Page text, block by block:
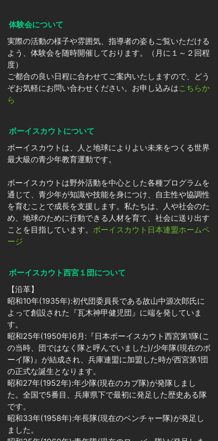
体験会について
実際の活動の様子や雰囲気、指導者の姿もご覧いただける
よう、体験会を随時開催しております。（月に１～２回程
度）
ご都合の良い日程に合わせてご案内いたしますので、どう
ぞお気軽にお問い合わせください。お申し込みはこちらか
ら
ボーイスカウトについて
ボーイスカウトは、人と地球によりよい未来をつくる世界
最大級の青少年教育運動です。
ボーイスカウトは野外活動を中心とした各種プログラムを
通じて、青少年が知識や技能を身につけ、自主性や協調性
を育むことで成長を支援します。私たちは、人や社会のた
め、地球のために行動できる人材を育て、社会に送り出す
ことを目指しています。 ボーイスカウト日本連盟ホームペ
ージ
ボーイスカウト西宮１団について
【沿革】
昭和10年(1935年):初代団委員長である故山中源次郎氏に
よって創設された『瓦木神甲健児団』に端を発していま
す。
昭和25年(1950年)6月:『日本ボーイスカウト西宮第1隊(こ
の当時、団ではなく隊と呼んでいました)/少年隊(現在のボ
ーイ隊)』が結成され、兵庫連盟に加盟した時が西宮第1団
の正式な誕生となります。
昭和27年(1952年):年少隊(現在のカブ隊)が発隊しまし
た。全国で5番目、兵庫県下で最初に発足した歴史ある隊
です。
昭和33年(1958年):年長隊(現在のベンチャー隊)が発足し
ました。